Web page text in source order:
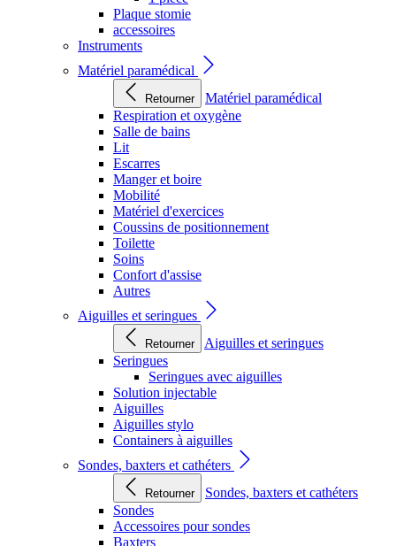
Plaque stomie
accessoires
Instruments
Matériel paramédical
Retourner
Matériel paramédical
Respiration et oxygène
Salle de bains
Lit
Escarres
Manger et boire
Mobilité
Matériel d'exercices
Coussins de positionnement
Toilette
Soins
Confort d'assise
Autres
Aiguilles et seringues
Retourner
Aiguilles et seringues
Seringues
Seringues avec aiguilles
Solution injectable
Aiguilles
Aiguilles stylo
Containers à aiguilles
Sondes, baxters et cathéters
Retourner
Sondes, baxters et cathéters
Sondes
Accessoires pour sondes
Baxters